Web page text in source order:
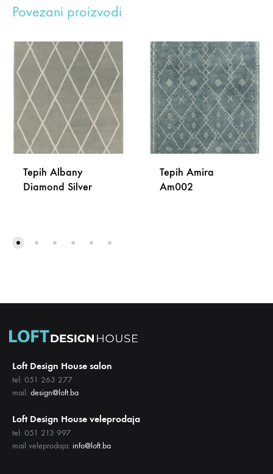
Povezani proizvodi
Tepih Albany
Diamond Silver
Tepih Amira
Am002
Loft Design House salon
tel: 051 263 277
mail: design@loft.ba
Loft Design House veleprodaja
tel: 051 213 997
mail veleprodaja: info@loft.ba